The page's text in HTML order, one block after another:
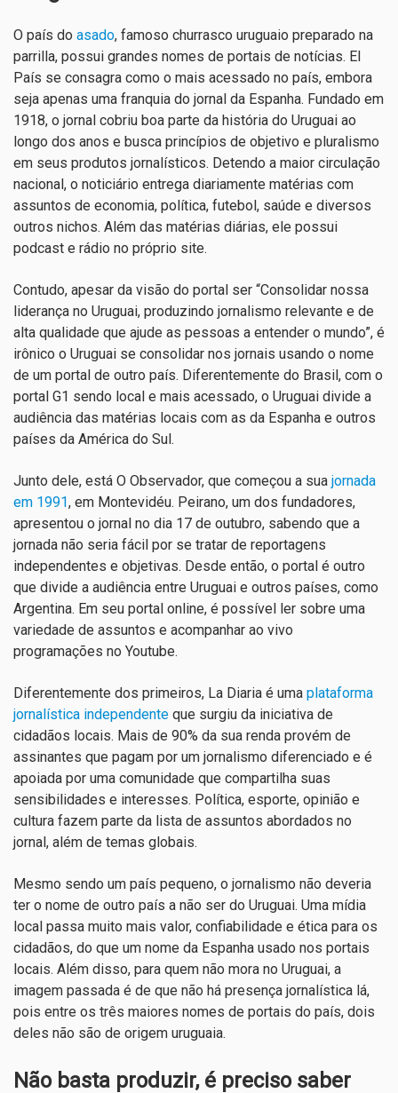
O país do asado, famoso churrasco uruguaio preparado na
parrilla, possui grandes nomes de portais de notícias. El
País se consagra como o mais acessado no país, embora
seja apenas uma franquia do jornal da Espanha. Fundado em
1918, o jornal cobriu boa parte da história do Uruguai ao
longo dos anos e busca princípios de objetivo e pluralismo
em seus produtos jornalísticos. Detendo a maior circulação
nacional, o noticiário entrega diariamente matérias com
assuntos de economia, política, futebol, saúde e diversos
outros nichos. Além das matérias diárias, ele possui
podcast e rádio no próprio site.
Contudo, apesar da visão do portal ser “Consolidar nossa
liderança no Uruguai, produzindo jornalismo relevante e de
alta qualidade que ajude as pessoas a entender o mundo”, é
irônico o Uruguai se consolidar nos jornais usando o nome
de um portal de outro país. Diferentemente do Brasil, com o
portal G1 sendo local e mais acessado, o Uruguai divide a
audiência das matérias locais com as da Espanha e outros
países da América do Sul.
Junto dele, está O Observador, que começou a sua jornada
em 1991, em Montevidéu. Peirano, um dos fundadores,
apresentou o jornal no dia 17 de outubro, sabendo que a
jornada não seria fácil por se tratar de reportagens
independentes e objetivas. Desde então, o portal é outro
que divide a audiência entre Uruguai e outros países, como
Argentina. Em seu portal online, é possível ler sobre uma
variedade de assuntos e acompanhar ao vivo
programações no Youtube.
Diferentemente dos primeiros, La Diaria é uma plataforma
jornalística independente que surgiu da iniciativa de
cidadãos locais. Mais de 90% da sua renda provém de
assinantes que pagam por um jornalismo diferenciado e é
apoiada por uma comunidade que compartilha suas
sensibilidades e interesses. Política, esporte, opinião e
cultura fazem parte da lista de assuntos abordados no
jornal, além de temas globais.
Mesmo sendo um país pequeno, o jornalismo não deveria
ter o nome de outro país a não ser do Uruguai. Uma mídia
local passa muito mais valor, confiabilidade e ética para os
cidadãos, do que um nome da Espanha usado nos portais
locais. Além disso, para quem não mora no Uruguai, a
imagem passada é de que não há presença jornalística lá,
pois entre os três maiores nomes de portais do país, dois
deles não são de origem uruguaia.
Não basta produzir, é preciso saber